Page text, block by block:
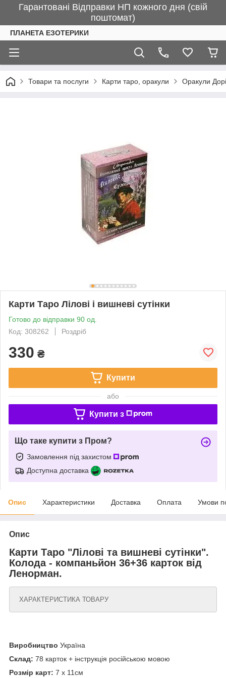
Гарантовані Відправки НП кожного дня (свій
поштомат)
ПЛАНЕТА ЕЗОТЕРИКИ
Товари та послуги Карти таро, оракули Оракули
Карти Таро Лілові і вишневі сутінки
Готово до відправки 90 од.
Код: 308262
Роздріб
330 ₴
Купити
або
Купити з
Що таке купити з Пром?
Замовлення під захистом
Доступна доставка
Опис Характеристики Доставка Оплата Умови
Опис
Карти Таро "Лілові та вишневі сутінки".
Колода - компаньйон 36+36 карток від
Ленорман.
ХАРАКТЕРИСТИКА ТОВАРУ
Виробництво Україна
Склад: 78 карток + інструкція російською мовою
Розмір карт: 7 x 11см